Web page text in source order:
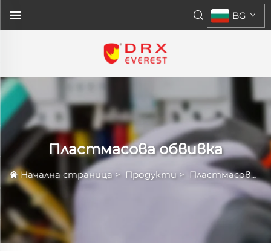
BG
Пластмасова обвивка
Начална страница> Продукти> Пластмасова обвивка